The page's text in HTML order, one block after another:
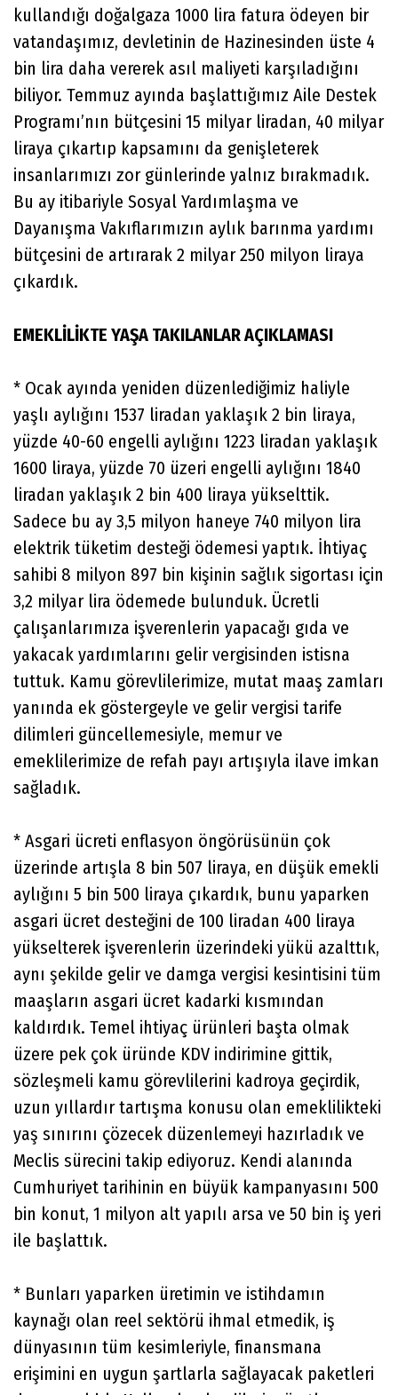
kullandığı doğalgaza 1000 lira fatura ödeyen bir
vatandaşımız, devletinin de Hazinesinden üste 4
bin lira daha vererek asıl maliyeti karşıladığını
biliyor. Temmuz ayında başlattığımız Aile Destek
Programı’nın bütçesini 15 milyar liradan, 40 milyar
liraya çıkartıp kapsamını da genişleterek
insanlarımızı zor günlerinde yalnız bırakmadık.
Bu ay itibariyle Sosyal Yardımlaşma ve
Dayanışma Vakıflarımızın aylık barınma yardımı
bütçesini de artırarak 2 milyar 250 milyon liraya
çıkardık.
EMEKLİLİKTE YAŞA TAKILANLAR AÇIKLAMASI
* Ocak ayında yeniden düzenlediğimiz haliyle
yaşlı aylığını 1537 liradan yaklaşık 2 bin liraya,
yüzde 40-60 engelli aylığını 1223 liradan yaklaşık
1600 liraya, yüzde 70 üzeri engelli aylığını 1840
liradan yaklaşık 2 bin 400 liraya yükselttik.
Sadece bu ay 3,5 milyon haneye 740 milyon lira
elektrik tüketim desteği ödemesi yaptık. İhtiyaç
sahibi 8 milyon 897 bin kişinin sağlık sigortası için
3,2 milyar lira ödemede bulunduk. Ücretli
çalışanlarımıza işverenlerin yapacağı gıda ve
yakacak yardımlarını gelir vergisinden istisna
tuttuk. Kamu görevlilerimize, mutat maaş zamları
yanında ek göstergeyle ve gelir vergisi tarife
dilimleri güncellemesiyle, memur ve
emeklilerimize de refah payı artışıyla ilave imkan
sağladık.
* Asgari ücreti enflasyon öngörüsünün çok
üzerinde artışla 8 bin 507 liraya, en düşük emekli
aylığını 5 bin 500 liraya çıkardık, bunu yaparken
asgari ücret desteğini de 100 liradan 400 liraya
yükselterek işverenlerin üzerindeki yükü azalttık,
aynı şekilde gelir ve damga vergisi kesintisini tüm
maaşların asgari ücret kadarki kısmından
kaldırdık. Temel ihtiyaç ürünleri başta olmak
üzere pek çok üründe KDV indirimine gittik,
sözleşmeli kamu görevlilerini kadroya geçirdik,
uzun yıllardır tartışma konusu olan emeklilikteki
yaş sınırını çözecek düzenlemeyi hazırladık ve
Meclis sürecini takip ediyoruz. Kendi alanında
Cumhuriyet tarihinin en büyük kampanyasını 500
bin konut, 1 milyon alt yapılı arsa ve 50 bin iş yeri
ile başlattık.
* Bunları yaparken üretimin ve istihdamın
kaynağı olan reel sektörü ihmal etmedik, iş
dünyasının tüm kesimleriyle, finansmana
erişimini en uygun şartlarla sağlayacak paketleri